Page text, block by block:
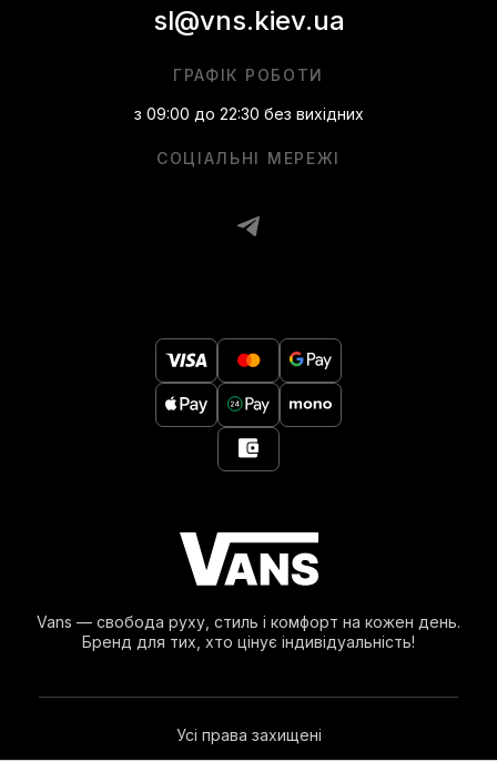
Vans — свобода руху, стиль і комфорт на кожен день.
Бренд для тих, хто цінує індивідуальність!
СОЦІАЛЬНІ МЕРЕЖІ
ГРАФІК РОБОТИ
з 09:00 до 22:30 без вихідних
sl@vns.kiev.ua
Усі права захищені